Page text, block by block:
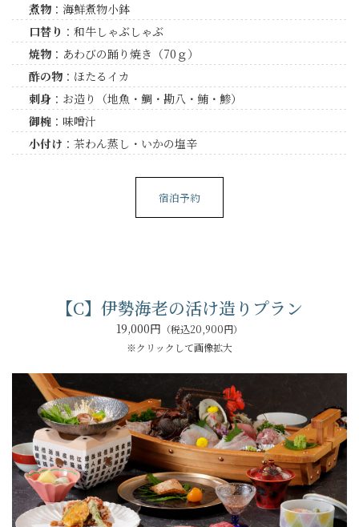
煮物：海鮮煮物小鉢
口替り ：和牛しゃぶしゃぶ
焼物：あわびの踊り焼き（70ｇ）
酢の物：ほたるイカ
刺身：お造り（地魚・鯛・勘八・鮪・鯵）
御椀：味噌汁
小付け ：茶わん蒸し・いかの塩辛
宿泊予約
【C】伊勢海老の活け造りプラン
19,000円 （税込20,900円）
※クリックして画像拡大